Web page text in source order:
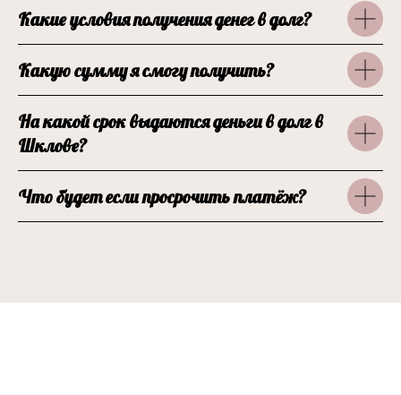
Какие условия получения денег в долг?
Какую сумму я смогу получить?
На какой срок выдаются деньги в долг в
Шклове?
Что будет если просрочить платёж?